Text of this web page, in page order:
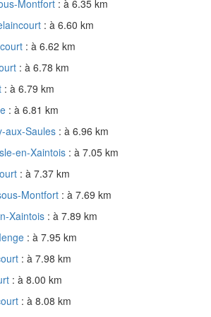
Montfort : à 6.35 km
: à 6.60 km
: à 6.62 km
: à 6.78 km
: à 6.79 km
: à 6.81 km
aux-Saules : à 6.96 km
en-Xaintois : à 7.05 km
: à 7.37 km
Montfort : à 7.69 km
Xaintois : à 7.89 km
: à 7.95 km
: à 7.98 km
: à 8.00 km
: à 8.08 km